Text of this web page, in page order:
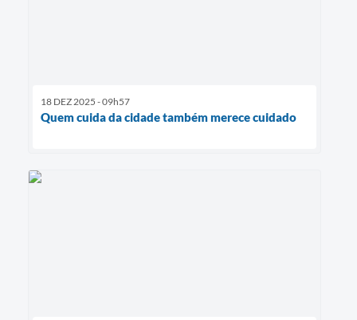
18 DEZ 2025 - 09h57
Quem cuida da cidade também merece cuidado